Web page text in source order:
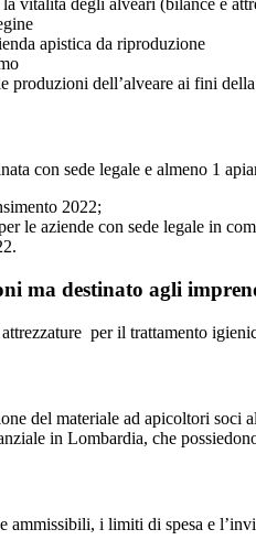
apistica da riproduzione
dell’alveare ai fini
con sede legale e almeno 1
2022;
le aziende con sede legale in
ma destinato agli
per il trattamento
del materiale ad apicoltori
in Lombardia, che
ammissibili, i limiti di spesa e